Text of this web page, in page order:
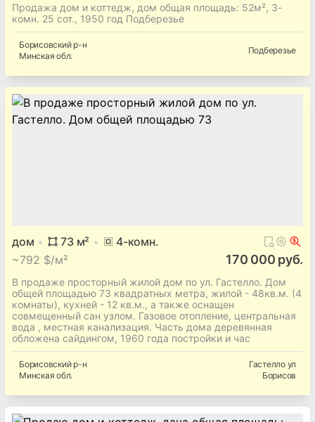
Продажа дом и коттедж, дом общая площадь: 52м², 3-
комн. 25 сот., 1950 год Подберезье
Борисовскийр-н
Минская обл.
Подберезье
дом 73м² 4-комн.
~792 $/м² 170 000 руб.
В продаже просторный жилой дом по ул. Гастелло. Дом
общей площадью 73 квадратных метра, жилой - 48кв.м. (4
комнаты), кухней - 12 кв.м., а также оснащен
совмещенный сан узлом. Газовое отопление, центральная
вода , местная канализация. Часть дома деревянная
обложена сайдингом, 1960 года постройки и час
Борисовскийр-н
Минская обл.
Гастелло ул
Борисов